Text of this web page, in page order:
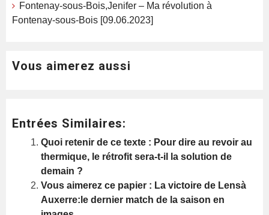
Fontenay-sous-Bois,Jenifer – Ma révolution à
Fontenay-sous-Bois [09.06.2023]
Vous aimerez aussi
Entrées Similaires:
Quoi retenir de ce texte : Pour dire au revoir au
thermique, le rétrofit sera-t-il la solution de
demain ?
Vous aimerez ce papier : La victoire de Lensà
Auxerre:le dernier match de la saison en